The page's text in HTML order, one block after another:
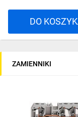
DO
ZAMIENNIKI